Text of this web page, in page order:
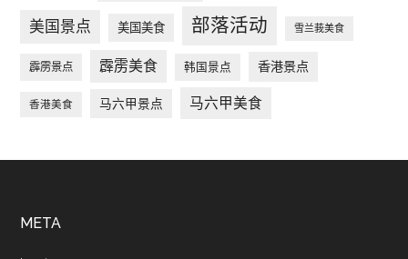
美国景点 美国美食 部落活动 雪兰莪美食
霹雳景点 霹雳美食 韩国景点 香港景点
香港美食 马六甲景点 马六甲美食
Footer
META